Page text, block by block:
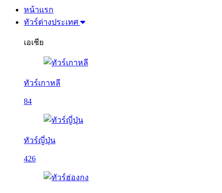
หน้าแรก
ทัวร์ต่างประเทศ
เอเชีย
ทัวร์เกาหลี
84
ทัวร์ญี่ปุ่น
426